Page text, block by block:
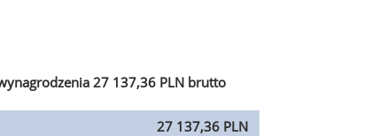
27 137,36 PLN brutto
27 137,36 PLN